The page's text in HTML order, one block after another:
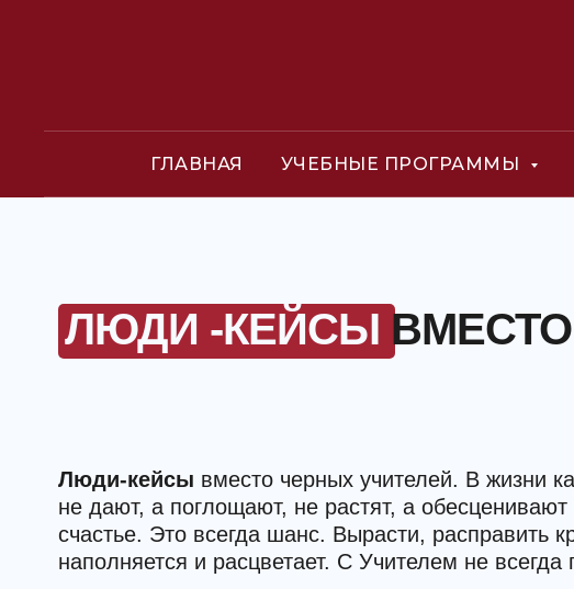
ГЛАВНАЯ УЧЕБНЫЕ ПРОГРАММЫ
ЛЮДИ -КЕЙСЫ
Люди-кейсы вместо черных учителей. В жизни
не дают, а поглощают, не растят, а
счастье. Это всегда шанс. Вырасти, расправить
наполняется и расцветает. С Учителем не